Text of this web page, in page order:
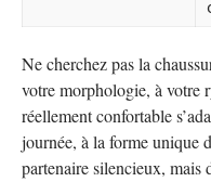
Ne cherchez pas la
votre morphologie, à votre
réellement confortable
journée, à la forme unique
partenaire silencieux, mais